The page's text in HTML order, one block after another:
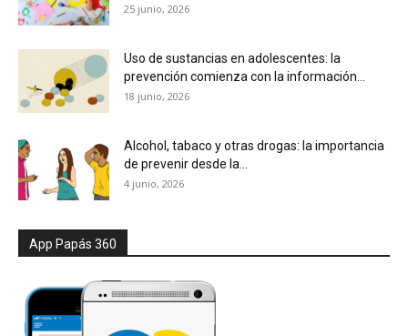
25 junio, 2026
Uso de sustancias en adolescentes: la
prevención comienza con la información...
18 junio, 2026
Alcohol, tabaco y otras drogas: la importancia
de prevenir desde la...
4 junio, 2026
App Papás 360